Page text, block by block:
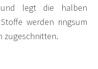
legt die halben
werden ringsum
zugeschnitten.